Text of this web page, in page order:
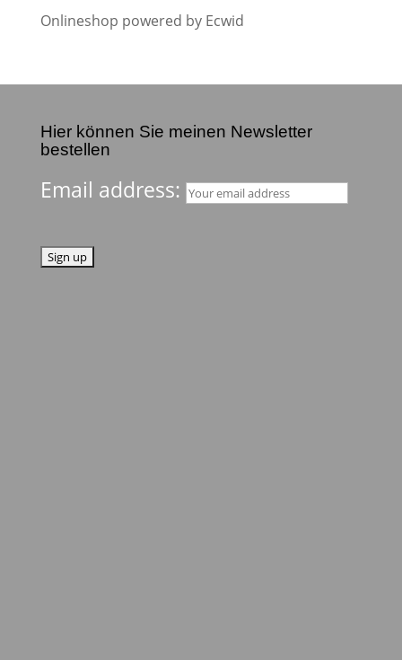
Onlineshop powered by Ecwid
Hier können Sie meinen Newsletter
bestellen
Email address: